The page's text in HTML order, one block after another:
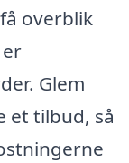
overblik
Glem
et tilbud, så